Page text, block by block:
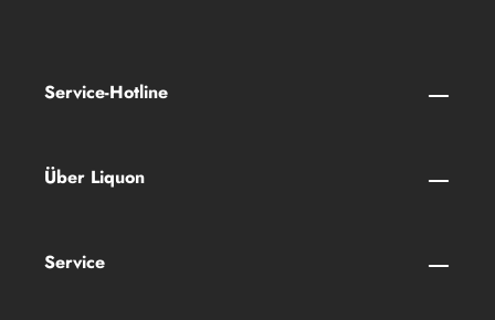
Service-Hotline
Über Liquon
Service